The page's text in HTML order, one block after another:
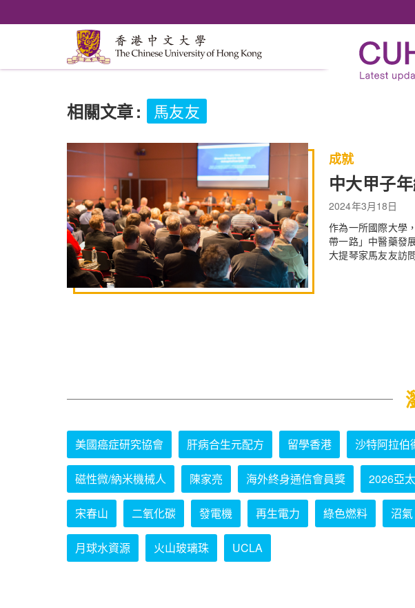
相關文章: 馬友友
成就
中大甲子
2024年3月18日
作為一所國際大學
帶一路」中醫藥發
大提琴家馬友友訪
美國癌症研究協會 肝病合生元配方 留學香港 沙特阿拉伯
磁性微/納米機械人 陳家亮 海外終身通信會員獎 2026亞
宋春山 二氧化碳 發電機 再生電力 綠色燃料 沼氣
月球水資源 火山玻璃珠 UCLA